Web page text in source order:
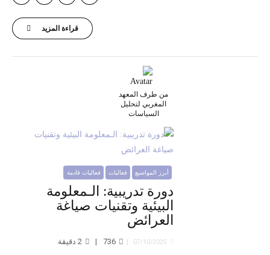
قراءة المزيد
من طرف المعهد
المغربي لتحليل
السياسات
أبرز المواضيع فعاليات فعاليات قادمة
دورة تدريبية: الـمعلومة
البيئية وتقنيات صياغة
العرائض
07/10/2025
736
2دقيقة